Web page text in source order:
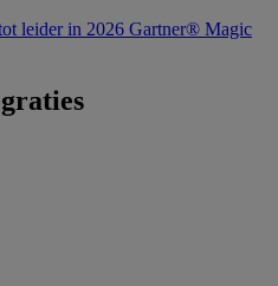
leider in 2026 Gartner® Magic